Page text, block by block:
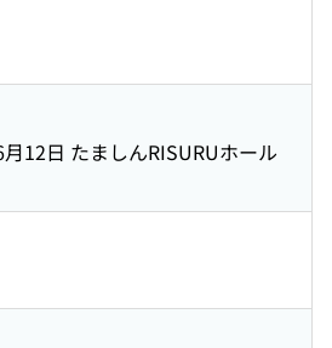
12日 たましんRISURUホール